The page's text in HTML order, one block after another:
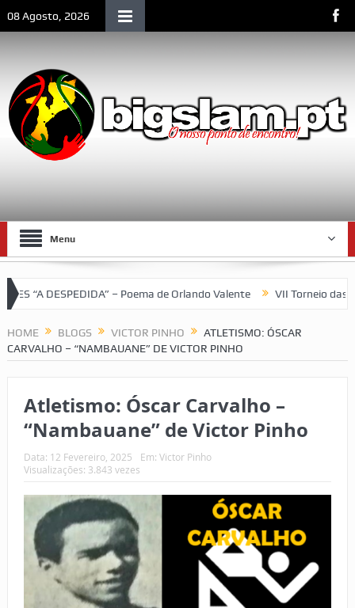
08 Agosto, 2026
Menu
– Poema de Orlando Valente VII Torneio das Traseiras –
HOME BLOGS VICTOR PINHO
ATLETISMO: ÓSCAR
CARVALHO – “NAMBAUANE” DE VICTOR PINHO
Atletismo: Óscar Carvalho –
“Nambauane” de Victor Pinho
Data: 12 Fevereiro, 2025 Em: Victor Pinho
Visualizações: 3.843 vezes